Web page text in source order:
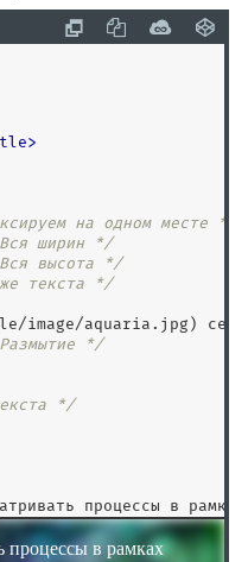
>
на одном месте */
ширин */
высота */
текста */
image/aquaria.jpg)
*/
*/
процессы в
отражает